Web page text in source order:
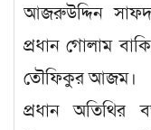
আজরুউদ্দিন
প্রধান গোলাম
তৌফিকুর আজম।
প্রধান অতিথির